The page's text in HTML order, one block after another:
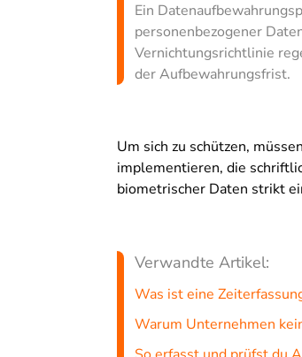
Ein
personenbezogener
Vernichtungsrichtlinie
der Aufbewahrungsfrist.
Um sich zu schützen,
implementieren, die
biometrischer Daten strikt
Verwandte Artikel:
Was ist eine
Warum Unternehmen